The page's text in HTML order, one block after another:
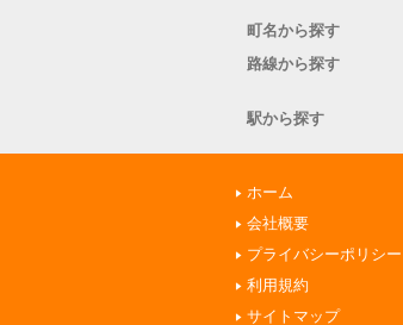
町名から探す
路線から探す
駅から探す
ホーム
会社概要
プライバシーポリシー
利用規約
サイトマップ